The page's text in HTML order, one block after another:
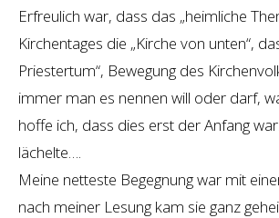
Erfreulich war, dass das „heimliche
Kirchentages die „Kirche von unten“,
Priestertum“, Bewegung des
immer man es nennen will oder darf,
hoffe ich, dass dies erst der Anfang
lächelte….
Meine netteste Begegnung war mit
nach meiner Lesung kam sie ganz